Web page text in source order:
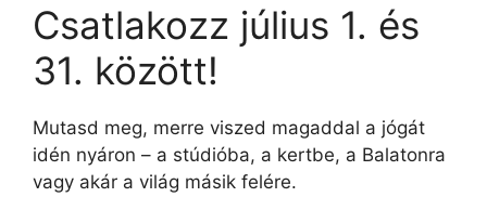
Csatlakozz július 1. és
31. között!
Mutasd meg, merre viszed magaddal a jógát
idén nyáron – a stúdióba, a kertbe, a Balatonra
vagy akár a világ másik felére.